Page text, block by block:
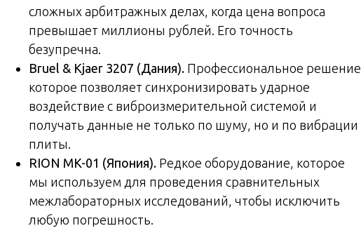
сложных арбитражных делах, когда цена вопроса
превышает миллионы рублей. Его точность
безупречна.
Bruel & Kjaer 3207 (Дания). Профессиональное решение,
которое позволяет синхронизировать ударное
воздействие с виброизмерительной системой и
получать данные не только по шуму, но и по вибрации
плиты.
RION MK-01 (Япония). Редкое оборудование, которое
мы используем для проведения сравнительных
межлабораторных исследований, чтобы исключить
любую погрешность.